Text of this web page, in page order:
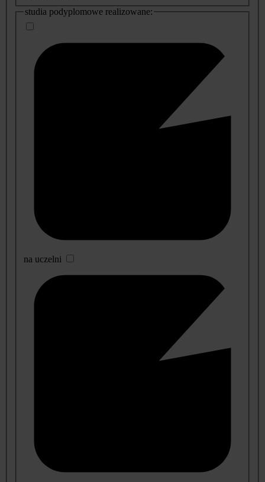
studia podyplomowe realizowane:
na uczelni